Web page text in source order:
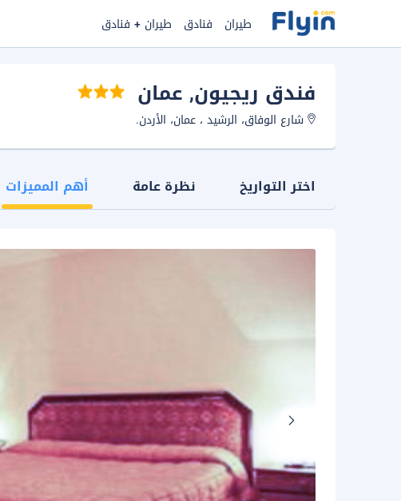
طيران فنادق طيران + فنادق
فندق ريجيون, عمان
شارع الوفاق، الرشيد ، عمان، الأردن.
اختر التواريخ نظرة عامة أهم المميزات